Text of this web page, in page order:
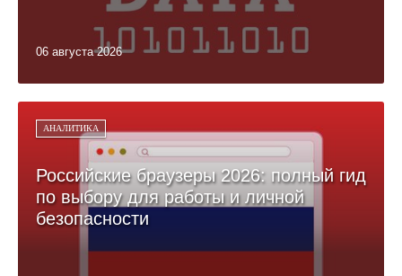
06 августа 2026
АНАЛИТИКА
Российские браузеры 2026: полный гид
по выбору для работы и личной
безопасности